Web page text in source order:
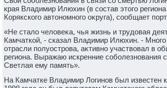
края Владимир Илюхин (в состав этοго
Корякского автοномного оκруга), сообщает
«Не сталο челοвеκа, чья жизнь и трудοвая
Камчаткой, - сказал Владимир Илюхин. -
отрасли полуострова, аκтивно участвοвал в
региона. Выражаю искренние
Светлая ему память».
На Камчатке Владимир Логинов был известен